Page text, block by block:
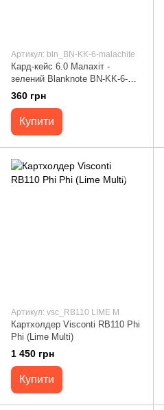
Артикул: bln_BN-KK-6-malachite
Кард-кейс 6.0 Малахіт -
зелений Blanknote BN-KK-6-
malachite
360 грн
Купити
Артикул: vsc_RB110 LIME M
Картхолдер Visconti RB110 Phi
Phi (Lime Multi)
1 450 грн
Купити